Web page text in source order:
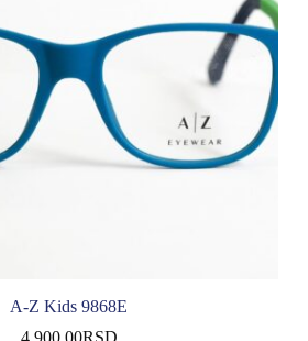
A-Z Kids 9868E
4,900.00RSD